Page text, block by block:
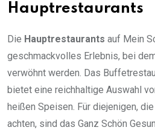
Hauptrestaurants
Die Hauptrestaurants auf Mein
geschmackvolles Erlebnis, bei
verwöhnt werden. Das
bietet eine reichhaltige Auswahl
heißen Speisen. Für diejenigen,
achten, sind das Ganz Schön